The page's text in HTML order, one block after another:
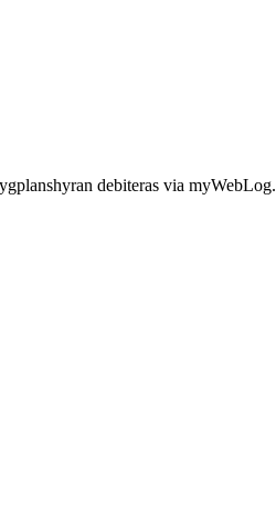
debiteras via myWebLog.